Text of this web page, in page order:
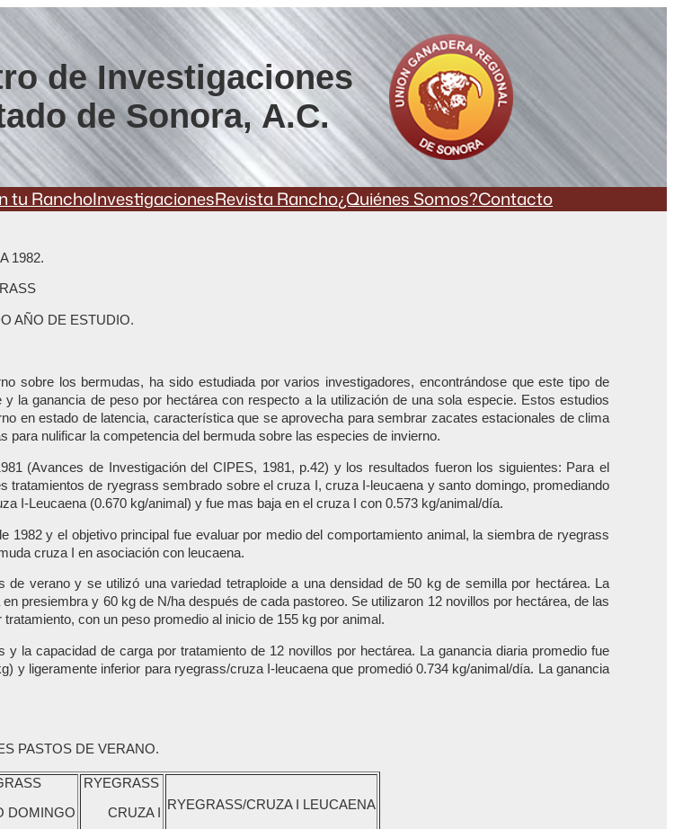
de Investigaciones
de Sonora, A.C.
tu RanchoInvestigacionesRevista Rancho¿Quiénes Somos?Contacto
1982.
AÑO DE ESTUDIO.
sobre los bermudas, ha sido estudiada por varios investigadores, encontrándose que este tipo de
la ganancia de peso por hectárea con respecto a la utilización de una sola especie. Estos estudios
en estado de latencia, característica que se aprovecha para sembrar zacates estacionales de clima
nulificar la competencia del bermuda sobre las especies de invierno.
(Avances de Investigación del CIPES, 1981, p.42) y los resultados fueron los siguientes: Para el
de ryegrass sembrado sobre el cruza I, cruza I-leucaena y santo domingo, promediando
I-Leucaena (0.670 kg/animal) y fue mas baja en el cruza I con 0.573 kg/animal/día.
y el objetivo principal fue evaluar por medio del comportamiento animal, la siembra de ryegrass
cruza I en asociación con leucaena.
verano y se utilizó una variedad tetraploide a una densidad de 50 kg de semilla por hectárea. La
presiembra y 60 kg de N/ha después de cada pastoreo. Se utilizaron 12 novillos por hectárea, de las
con un peso promedio al inicio de 155 kg por animal.
la capacidad de carga por tratamiento de 12 novillos por hectárea. La ganancia diaria promedio fue
y ligeramente inferior para ryegrass/cruza I-leucaena que promedió 0.734 kg/animal/día. La ganancia
PASTOS DE VERANO.
DOMINGO
RYEGRASS
CRUZA I
RYEGRASS/CRUZA I LEUCAENA